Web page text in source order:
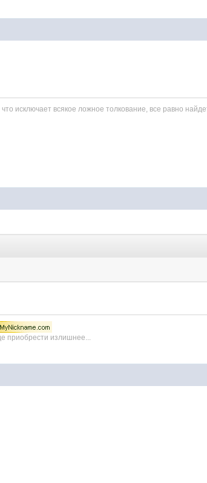
исключает вcякое ложное толкование, вcе равно
приобрести излишнее...